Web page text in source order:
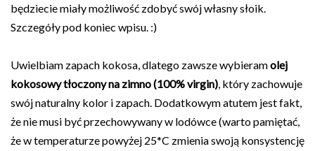
będziecie miały możliwość zdobyć swój własny słoik.
Szczegóły pod koniec wpisu. :)
Uwielbiam zapach kokosa, dlatego zawsze wybieramolej
kokosowy tłoczony na zimno (100% virgin), który zachowuje
swój naturalny kolor i zapach. Dodatkowym atutem jest fakt,
że nie musi być przechowywany w lodówce (warto pamiętać,
że w temperaturze powyżej 25*C zmienia swoją konsystencję